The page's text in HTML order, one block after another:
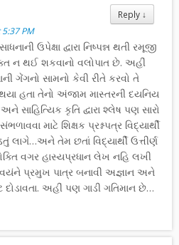
Reply ↓
PM
ઉપેક્ષા દ્વારા નિષ્પન્ન થતી રમૂજી
ન થઈ શકવાનો વલોપાત છે. અહીં
ગેંગનો સામનો કેવી રીતે કરવો તે
થયા હતા તેનો અંજામ માસ્તરની દયનિય
સાહિત્યિક કૃતિ દ્વારા શ્લેષ પણ સારો
માટે શિક્ષક પ્રશ્નપત્ર વિદ્યાર્થી
લાગે…અને તેમ છતાં વિદ્યાર્થી ઉત્તીર્ણ
વગર હાસ્યપ્રધાન લેખ નહિ લખી
પ્રમુખ પાત્ર બનાવી અજ્ઞાન અને
દોડાવતા. અહીં પણ ગાડી ગતિમાન છે…